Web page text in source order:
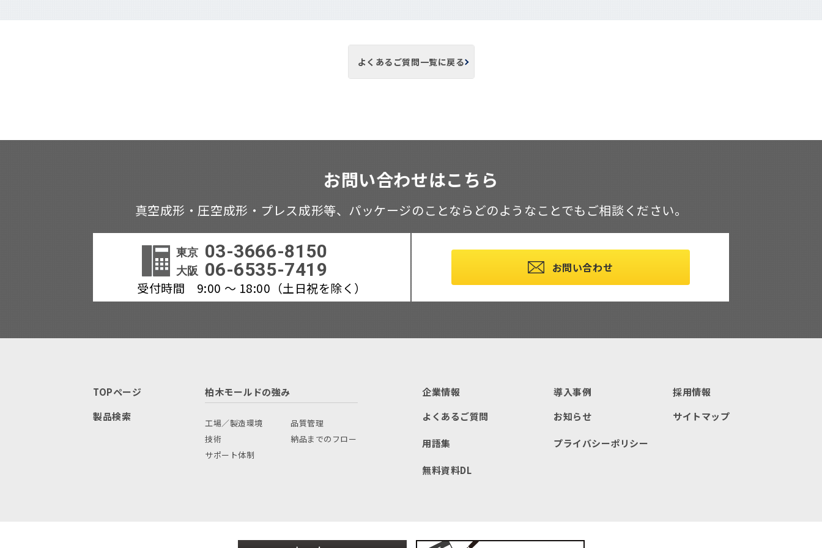
よくあるご質問一覧に戻る
お問い合わせはこちら
真空成形・圧空成形・プレス成形等、 パッケージのことならどのようなことでもご相談ください。
東京 03-3666-8150
大阪 06-6535-7419
受付時間 9:00 ～ 18:00（土日祝を除く）
お問い合わせ
TOPページ
製品検索
柏木モールドの強み
工場／製造環境
品質管理
技術
納品までのフロー
サポート体制
企業情報
よくあるご質問
用語集
無料資料DL
導入事例
お知らせ
プライバシーポリシー
採用情報
サイトマップ